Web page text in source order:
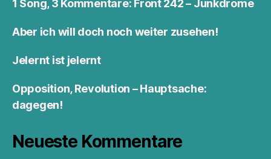
1 Song, 3 Kommentare: Front 242 – Junkdrome
Aber ich will doch noch weiter zusehen!
Jelernt ist jelernt
Opposition, Revolution – Hauptsache:
dagegen!
Neueste Kommentare